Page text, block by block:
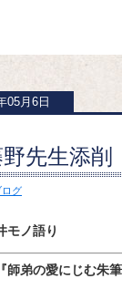
05月6日
野先生添
グ
モノ語り
弟の愛にじむ朱